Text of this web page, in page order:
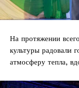
На протяжении
культуры радовали
атмосферу тепла,